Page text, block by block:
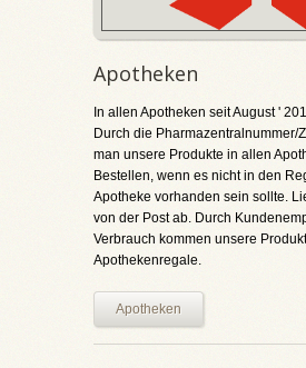
Apotheken
In allen Apotheken seit August '
Durch die Pharmazentralnummer/
man unsere Produkte in allen
Bestellen, wenn es nicht in den
Apotheke vorhanden sein sollte.
von der Post ab. Durch
Verbrauch kommen unsere
Apothekenregale.
Apotheken